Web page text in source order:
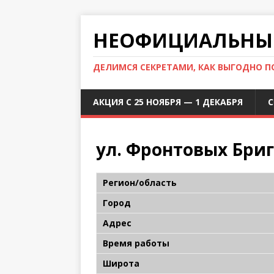
ДЕЛИМСЯ СЕКРЕТАМИ, КАК ВЫГОДНО
АКЦИЯ С 25 НОЯБРЯ — 1 ДЕКАБРЯ
ул. Фронтовых
Регион/область
Город
Адрес
Время работы
Широта